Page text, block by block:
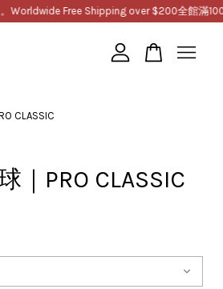
Free Shipping over $200全館滿1000免
CLASSIC
｜PRO CLASSIC